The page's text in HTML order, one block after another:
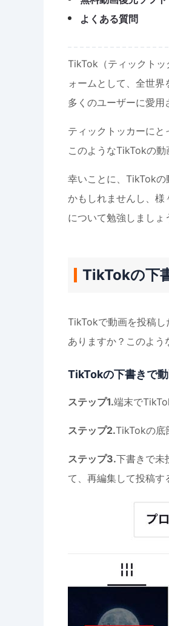
よくある質問
TikTok（ティックト
ォームとして、全世
多くのユーザーに愛用
ティックトッカーに
このようなTikTokの
幸いことに、TikTok
かもしれませんし、様
について勉強しましょ
TikTokの下
TikTokで動画を投稿
ありますか？このよう
TikTokの下書きで
ステップ1.端末で
ステップ2.TikTokの底
ステップ3.下書きで未
て、再編集して投稿す